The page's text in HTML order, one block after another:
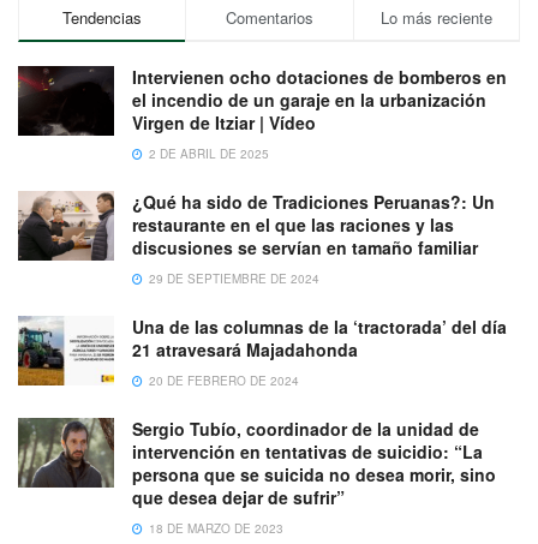
Tendencias Comentarios Lo más reciente
Intervienen ocho dotaciones de bomberos en
el incendio de un garaje en la urbanización
Virgen de Itziar | Vídeo
2 DE ABRIL DE 2025
¿Qué ha sido de Tradiciones Peruanas?: Un
restaurante en el que las raciones y las
discusiones se servían en tamaño familiar
29 DE SEPTIEMBRE DE 2024
Una de las columnas de la ‘tractorada’ del día
21 atravesará Majadahonda
20 DE FEBRERO DE 2024
Sergio Tubío, coordinador de la unidad de
intervención en tentativas de suicidio: “La
persona que se suicida no desea morir, sino
que desea dejar de sufrir”
18 DE MARZO DE 2023